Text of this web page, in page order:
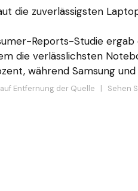
die zuverlässigsten
Reports-Studie
die verlässlichsten
während Samsung
Entfernung der Quelle | Sehen